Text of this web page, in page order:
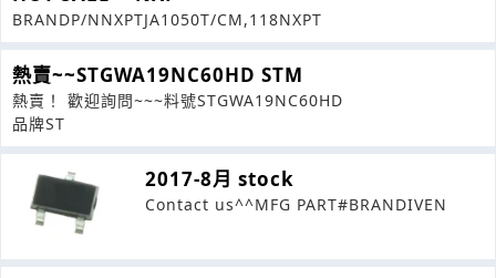
BRANDP/NNXPTJA1050T/CM,118NXPT
熱賣~~STGWA19NC60HD STM
熱賣！ 歡迎詢問~~~料號STGWA19NC60HD
品牌ST
2017-8月 stock
Contact us^^MFG PART#BRANDIVEN